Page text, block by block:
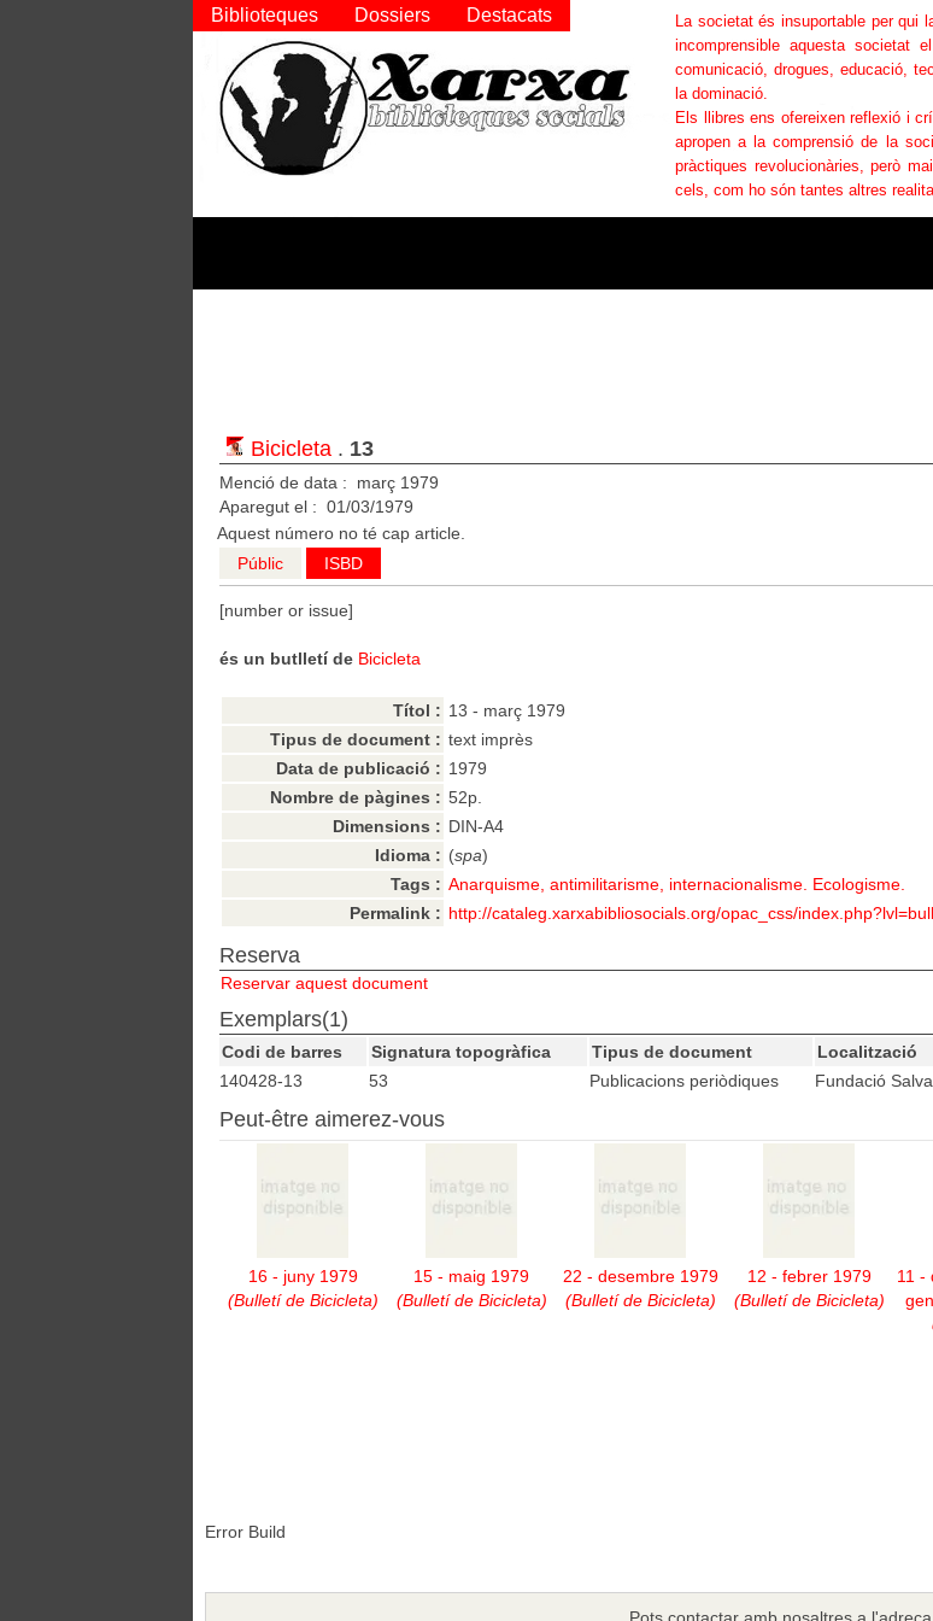
Bicicleta . 13
Menció de data : març 1979
Aparegut el : 01/03/1979
Aquest número no té cap article.
Públic
ISBD
[number or issue]
és un butlletí de Bicicleta
Títol : 13 - març 1979
Tipus de document : text imprès
Data de publicació : 1979
Nombre de pàgines : 52p.
Dimensions : DIN-A4
Idioma : (spa)
Tags : Anarquisme, antimilitarisme, internacionalisme. Ecologisme.
Permalink : http://cataleg.xarxabibliosocials.org/opac_css/
Reserva
Reservar aquest document
Exemplars(1)
Codi de barres Signatura topogràfica Tipus de document Localització
140428-13
53 Publicacions periòdiques Fundació
Peut-être aimerez-vous
16 - juny 1979
(Bulletí de Bicicleta)
15 - maig 1979
(Bulletí de Bicicleta)
22 - desembre 1979
(Bulletí de Bicicleta)
12 - febrer 1979
(Bulletí de Bicicleta)
11 -
Error Build
La societat és insuportable per qui
incomprensible aquesta societat
comunicació, drogues, educació,
la dominació.
Els llibres ens ofereixen reflexió i
apropen a la comprensió de la
pràctiques revolucionàries, però
cels, com ho són tantes altres
Biblioteques Dossiers Destacats